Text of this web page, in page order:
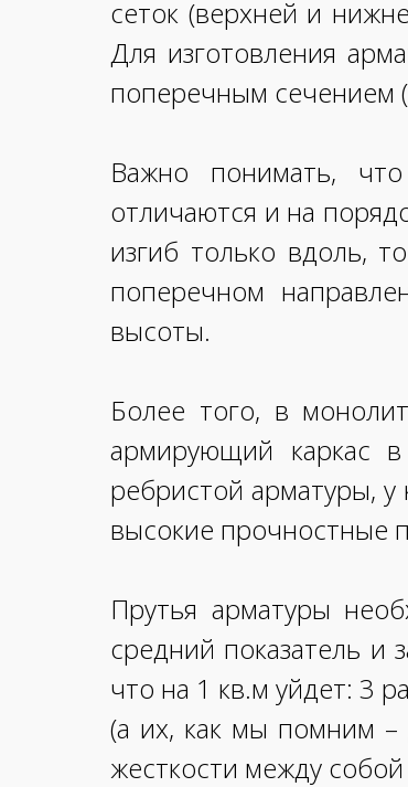
сеток (верхней и
Для изготовления
поперечным сечением
Важно понимать,
отличаются и на
изгиб только вдоль,
поперечном
высоты.
Более того, в
армирующий каркас
ребристой арматуры, у
высокие прочностные
Прутья арматуры
средний показатель и
что на 1 кв.м уйдет: 3
(а их, как мы помним –
жесткости между